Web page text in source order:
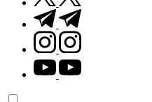
t.me
instagram.com
youtube.com